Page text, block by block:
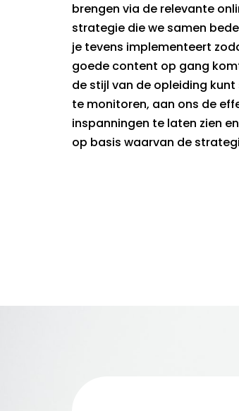
brengen via de relevante
strategie die we samen
je tevens implementeert
goede content op gang
de stijl van de opleiding
te monitoren, aan ons de
inspanningen te laten zien
op basis waarvan de